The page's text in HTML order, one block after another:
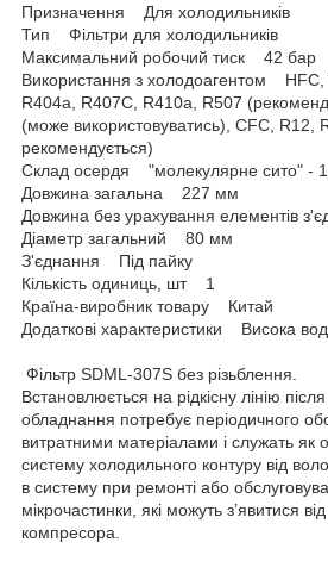
Призначення Для холодильників
Тип Фільтри для холодильників
Максимальний робочий тиск 42 бар
Використання з холодоагентом HFC,
R404a, R407C, R410a, R507
(може використовуватись), CFC, R12,
рекомендується)
Склад осердя "молекулярне сито" -
Довжина загальна 227 мм
Довжина без урахування елементів
Діаметр загальний 80 мм
З'єднання Під пайку
Кількість одиниць, шт 1
Країна-виробник товару Китай
Додаткові характеристики Висока
Фільтр SDML-307S без різьблення.
Встановлюється на рідкісну лінію
обладнання потребує періодичного
витратними матеріалами і служать як
систему холодильного контуру від
в систему при ремонті або
мікрочастинки, які можуть з’явитися
компресора.